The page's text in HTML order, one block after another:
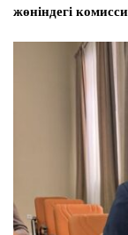
жөніндегі